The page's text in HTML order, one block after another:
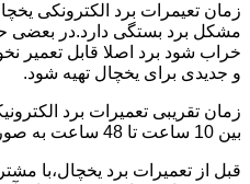
زمان تعیمرات برد الکترونکی
خراب شود برد اصلا قابل تعمیر
و جدیدی برای یخچال تهیه شود.
بین 10 ساعت تا 48 ساعت به صورت نهایی می باشد.
قبل از تعمیرات برد یخچال،با